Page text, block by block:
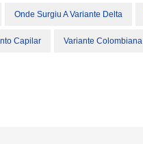
Onde Surgiu A Variante Delta
Capilar Variante Colombiana